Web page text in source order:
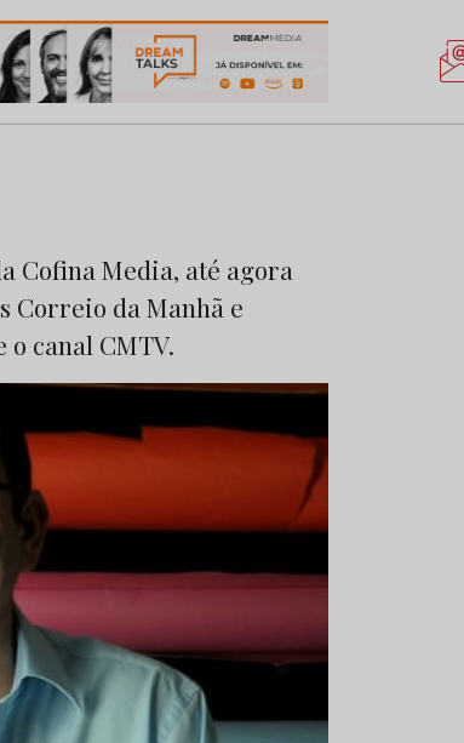
Cofina Media, até agora
Correio da Manhã e
canal CMTV.